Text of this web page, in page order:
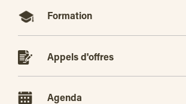
Formation
Appels d'offres
Agenda